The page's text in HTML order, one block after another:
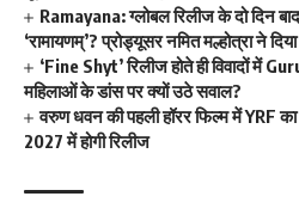
Ramayana: ग्लोबल रिलीज के दो दिन
‘रामायणम्’? प्रोड्यूसर नमित मल्होत्रा ने
‘Fine Shyt’ रिलीज होते ही विवादों में
महिलाओं के डांस पर क्यों उठे सवाल?
वरुण धवन की पहली हॉरर फिल्म में YRF
2027 में होगी रिलीज